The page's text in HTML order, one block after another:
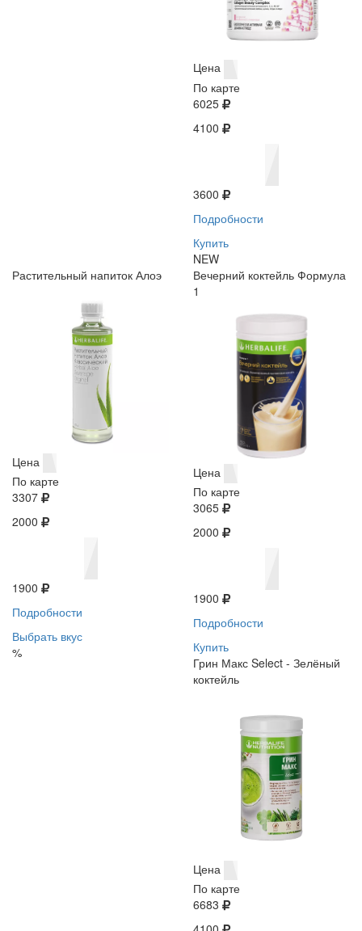
Цена
По карте
6025
4100
3600
Подробности
Купить
NEW
Растительный напиток Алоэ
Цена
По карте
3307
2000
1900
Подробности
Выбрать вкус
%
Вечерний коктейль Формула
1
Цена
По карте
3065
2000
1900
Подробности
Купить
Грин Макс Select - Зелёный
коктейль
Цена
По карте
6683